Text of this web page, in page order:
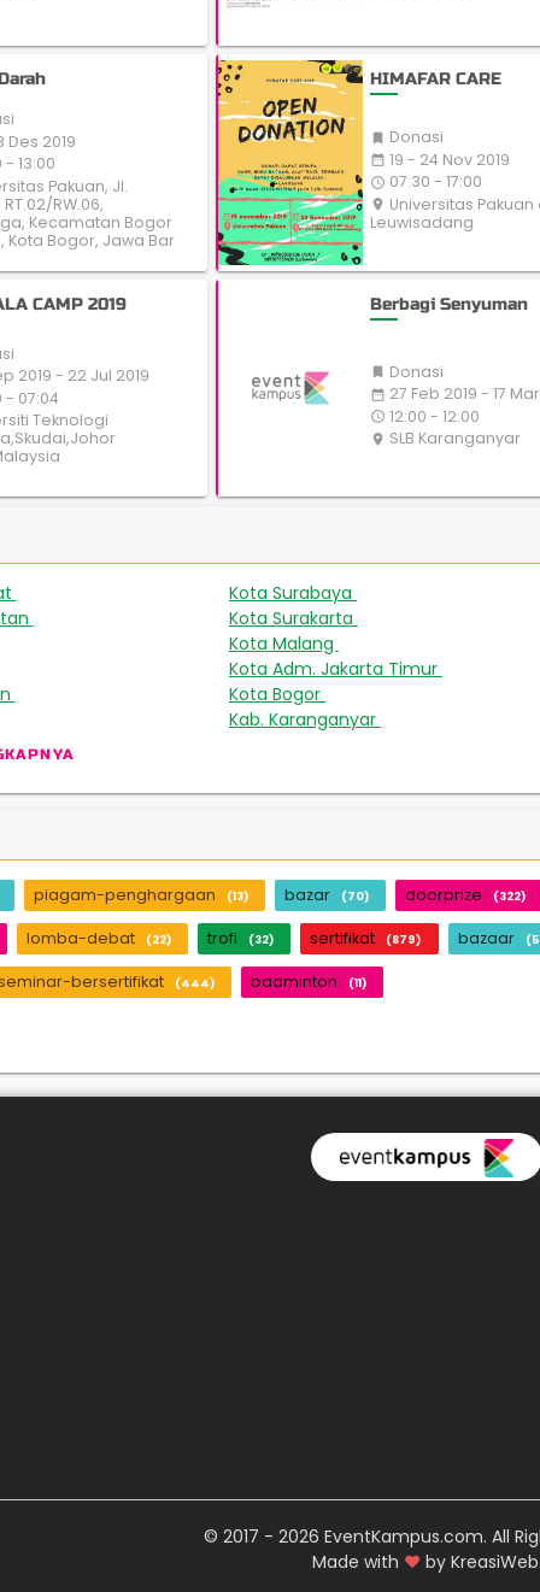
Des 2019
- 13:00
Pakuan, Jl.
RW.06,
Kecamatan Bogor
Kota Bogor, Jawa Bar
HIMAFAR CARE
 Donasi
date_range 19 - 24 Nov 2019
access_time 07:30 - 17:00
place Universitas
Leuwisadang
CAMP 2019
2019 - 22 Jul 2019
- 07:04
Teknologi
Berbagi Senyuman
Donasi
date_range 27 Feb 2019 - 17
access_time 12:00 - 12:00
place SLB Karanganyar
Kota Surabaya
Kota Surakarta
Kota Malang
Kota Adm. Jakarta Timur
Kota Bogor
Kab. Karanganyar
piagam-penghargaan (13) bazar (70) doorprize (322)
lomba-debat (22) trofi (32) sertifikat (879) bazaar
bersertifikat (444) badminton (11)
© 2017 - 2026 EventKampus.com. All
Made with ♥ by KreasiWeb.